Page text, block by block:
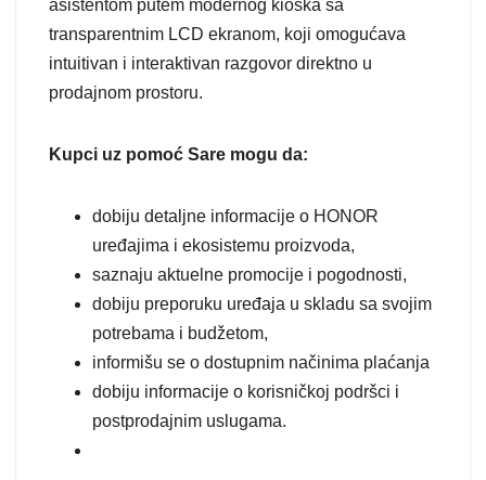
asistentom putem modernog kioska sa
transparentnim LCD ekranom, koji omogućava
intuitivan i interaktivan razgovor direktno u
prodajnom prostoru.
Kupci uz pomoć Sare mogu da:
dobiju detaljne informacije o HONOR
uređajima i ekosistemu proizvoda,
saznaju aktuelne promocije i pogodnosti,
dobiju preporuku uređaja u skladu sa svojim
potrebama i budžetom,
informišu se o dostupnim načinima plaćanja
dobiju informacije o korisničkoj podršci i
postprodajnim uslugama.